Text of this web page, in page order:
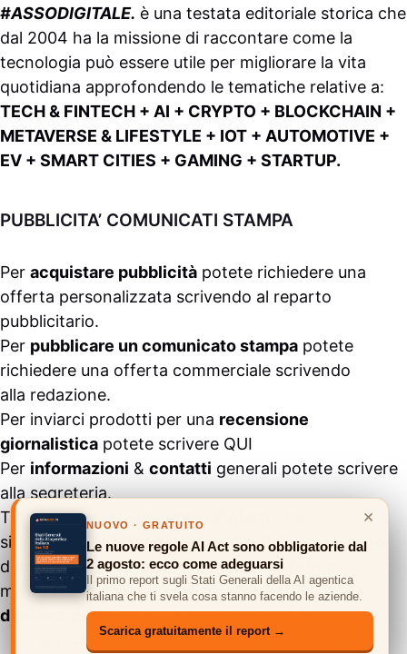
#ASSODIGITALE. è una testata editoriale storica che
dal 2004 ha la missione di raccontare come la
tecnologia può essere utile per migliorare la vita
quotidiana approfondendo le tematiche relative a:
TECH & FINTECH + AI + CRYPTO + BLOCKCHAIN +
METAVERSE & LIFESTYLE + IOT + AUTOMOTIVE +
EV + SMART CITIES + GAMING + STARTUP.
PUBBLICITA’ COMUNICATI STAMPA
Per acquistare pubblicità potete richiedere una
offerta personalizzata scrivendo al reparto
pubblicitario.
Per pubblicare un comunicato stampa potete
richiedere una offerta commerciale scrivendo
alla redazione.
Per inviarci prodotti per una recensione
giornalistica potete scrivere QUI
Per informazioni & contatti generali potete scrivere
allasegreteria.
Tutti i contenuti pubblicati all’interno del
sito #ASSODIGITALE.“Copyright 2024” non sono
duplicabili e/o riproducibili in nessuna forma,
ma possono essere citati inserendo un link
diretto
e previa comunicazione viamail.
© 2026 ASSODIGITALE.IT•Privacy Policy
×
NUOVO · GRATUITO
Le nuove regole AI Act sono obbligatorie dal
2 agosto: ecco come adeguarsi
Il primo report sugli Stati Generali della AI agentica
italiana che ti svela cosa stanno facendo le aziende.
Scarica gratuitamente il report →